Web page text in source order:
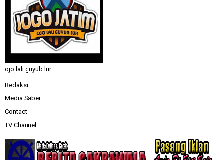
ojo lali guyub lur
Redaksi
Media Saber
Contact
TV Channel